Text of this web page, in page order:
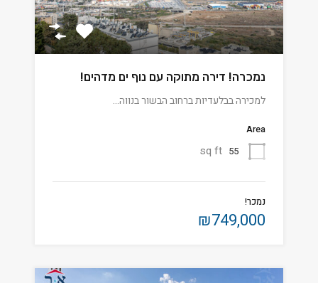
נמכרה! דירה מתוקה עם נוף ים מדהים!
למכירה בבלעדיות ברחוב הבשור בנווה…
Area
55
sq ft
נמכר!
₪749,000